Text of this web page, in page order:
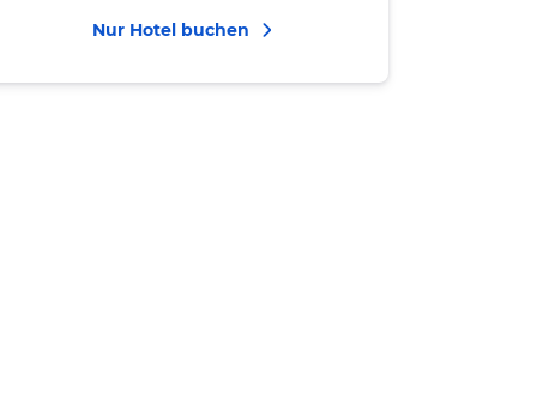
Nur Hotel buchen